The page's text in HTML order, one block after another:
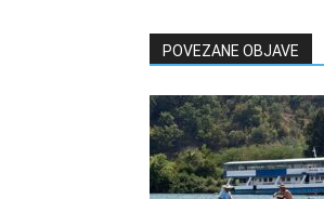
POVEZANE OBJAVE